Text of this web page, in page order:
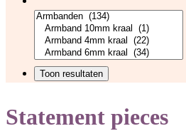
Statement pieces